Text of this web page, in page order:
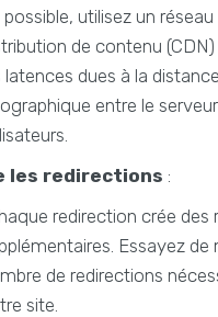
possible, utilisez un réseau
de contenu
latences dues à la distance
entre le
les redirections :
redirection crée des
Essayez de
de redirections
site.